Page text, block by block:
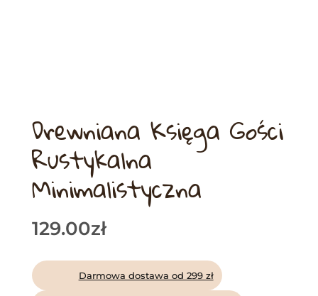
Drewniana Księga Gości
Rustykalna
Minimalistyczna
129.00zł
Darmowa dostawa od 299 zł